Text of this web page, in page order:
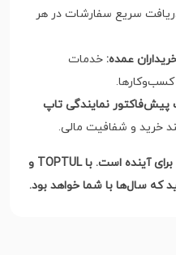
سریع سفارشات در هر
عمده: خدمات
نمایندگی تاپ
خرید و شفافیت مالی.
انتخاب ابزار مناسب، سرمایه‌گذاری برای آینده است. با TOPTUL و
که سال‌ها با شما خواهد بود.